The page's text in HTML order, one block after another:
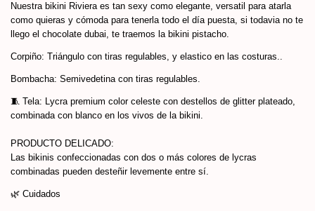
Nuestra bikini Riviera es tan sexy como elegante, versatil para atarla
como quieras y cómoda para tenerla todo el día puesta, si todavia no te
llego el chocolate dubai, te traemos la bikini pistacho.
Corpiño: Triángulo con tiras regulables, y elastico en las costuras..
Bombacha: Semivedetina con tiras regulables.
🧵 Tela: Lycra premium color celeste con destellos de glitter plateado,
combinada con blanco en los vivos de la bikini.
PRODUCTO DELICADO:
Las bikinis confeccionadas con dos o más colores de lycras
combinadas pueden desteñir levemente entre sí.
🌿 Cuidados